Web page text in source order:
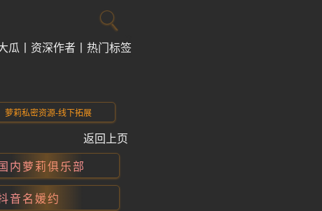
瓜 资深作者 热门标签
萝莉私密资源-线下拓展
返回上页
内萝莉俱乐部
音名媛约